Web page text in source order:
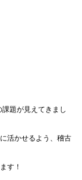
題が見えてきまし
活かせるよう、稽古
す！